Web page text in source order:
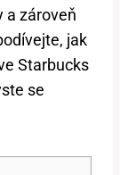
a zároveň
jak
Starbucks
se